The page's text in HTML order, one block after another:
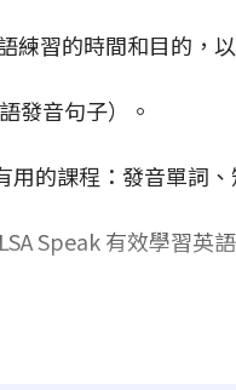
練習的時間和目的，
發音句子）。
用的課程：發音單詞
Speak 有效學習英